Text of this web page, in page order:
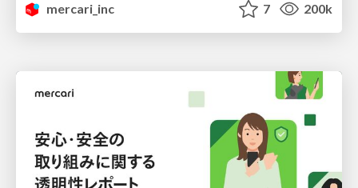
mercari_inc
7 200k